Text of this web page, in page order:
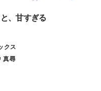
、甘すぎる
クス
真尋